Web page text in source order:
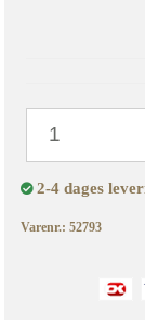
2-4 dages
Varenr.: 52793